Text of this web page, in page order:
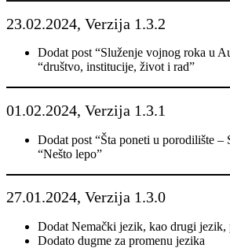
23.02.2024, Verzija 1.3.2
Dodat post “Služenje vojnog roka u
“društvo, institucije, život i rad”
01.02.2024, Verzija 1.3.1
Dodat post “Šta poneti u porodilište –
“Nešto lepo”
27.01.2024, Verzija 1.3.0
Dodat Nemački jezik, kao drugi jezik,
Dodato dugme za promenu jezika